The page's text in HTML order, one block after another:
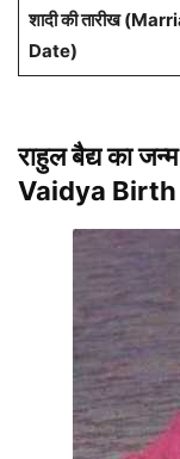
शादी की तारीख
Date)
राहुल बैद्य का
Vaidya Birth